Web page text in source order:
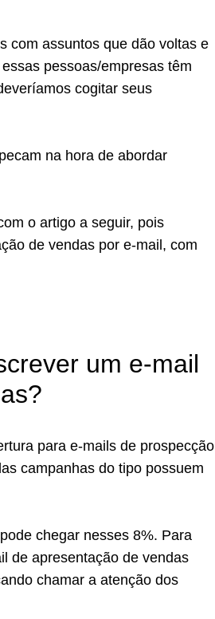
com assuntos que dão voltas e
pessoas/empresas têm
cogitar seus
na hora de abordar
o artigo a seguir, pois
de vendas por e-mail, com
um e-mail
para e-mails de prospecção
campanhas do tipo possuem
chegar nesses 8%. Para
de apresentação de vendas
chamar a atenção dos